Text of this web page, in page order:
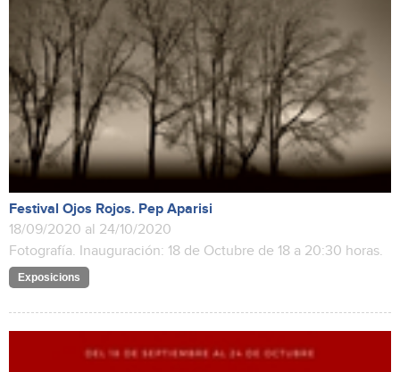
Festival Ojos Rojos. Pep Aparisi
18/09/2020 al 24/10/2020
Fotografía. Inauguración: 18 de Octubre de 18 a 20:30 horas.
Exposicions